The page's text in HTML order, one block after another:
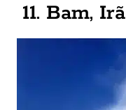
11. Bam, Irã